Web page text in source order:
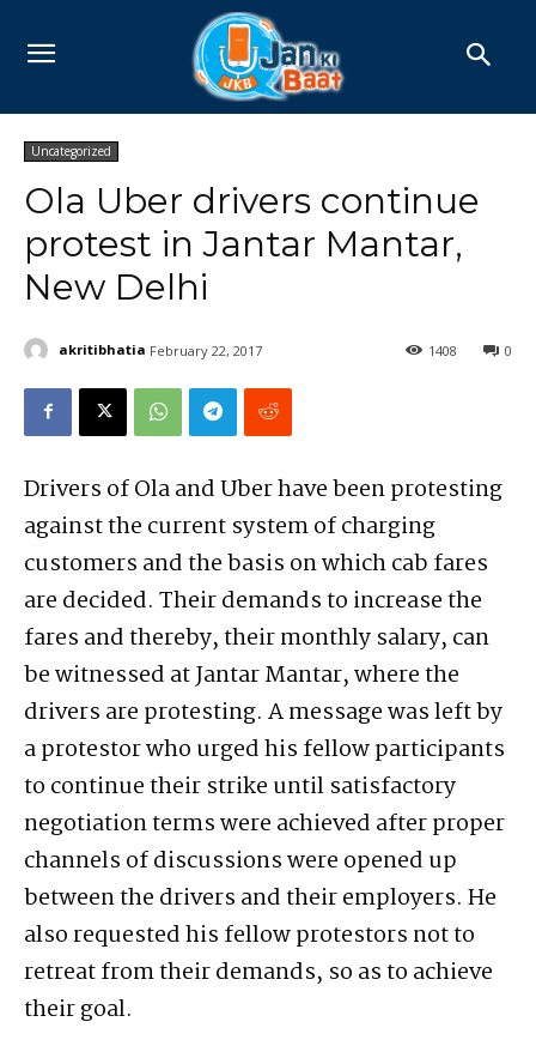
Uncategorized
Ola Uber drivers continue
protest in Jantar Mantar,
New Delhi
akritibhatia February 22, 2017 0
1408
Drivers of Ola and Uber have been protesting
against the current system of charging
customers and the basis on which cab fares
are decided. Their demands to increase the
fares and thereby, their monthly salary, can
be witnessed at Jantar Mantar, where the
drivers are protesting. A message was left by
a protestor who urged his fellow participants
to continue their strike until satisfactory
negotiation terms were achieved after proper
channels of discussions were opened up
between the drivers and their employers. He
also requested his fellow protestors not to
retreat from their demands, so as to achieve
their goal.